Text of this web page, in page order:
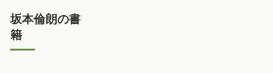
坂本倫朗の書
籍